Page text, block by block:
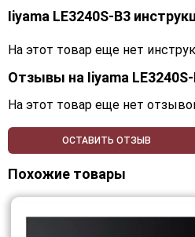
Iiyama LE3240S-B3
На этот товар еще нет
Отзывы на Iiyama
На этот товар еще нет
ОСТАВИТЬ ОТЗЫВ
Похожие товары